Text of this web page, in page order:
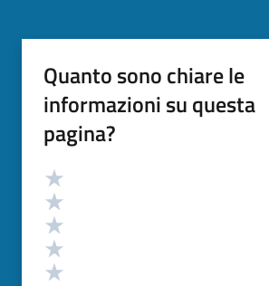
Quanto sono chiare le
informazioni su questa
pagina?
Valutazione